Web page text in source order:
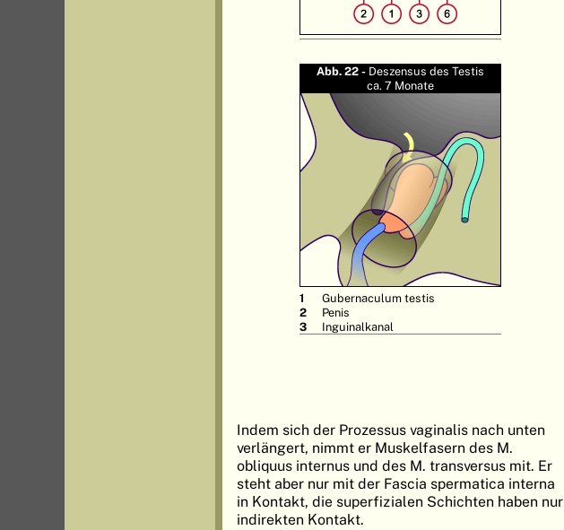
Abb. 22 - Deszensus des Testis
ca. 7 Monate
Gubernaculum testis
Penis
Inguinalkanal
Indem sich der Prozessus vaginalis nach unten
verlängert, nimmt er Muskelfasern des M.
obliquus internus und des M. transversus mit. Er
steht aber nur mit der Fascia spermatica interna
in Kontakt, die superfizialen Schichten haben nur
indirekten Kontakt.